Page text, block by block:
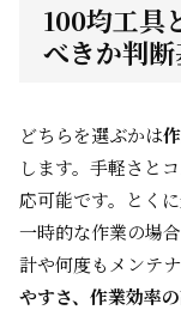
100均工具
べきか判
どちらを選ぶかは
します。手軽さと
応可能です。とく
一時的な作業の場
計や何度もメンテナ
やすさ、作業効率